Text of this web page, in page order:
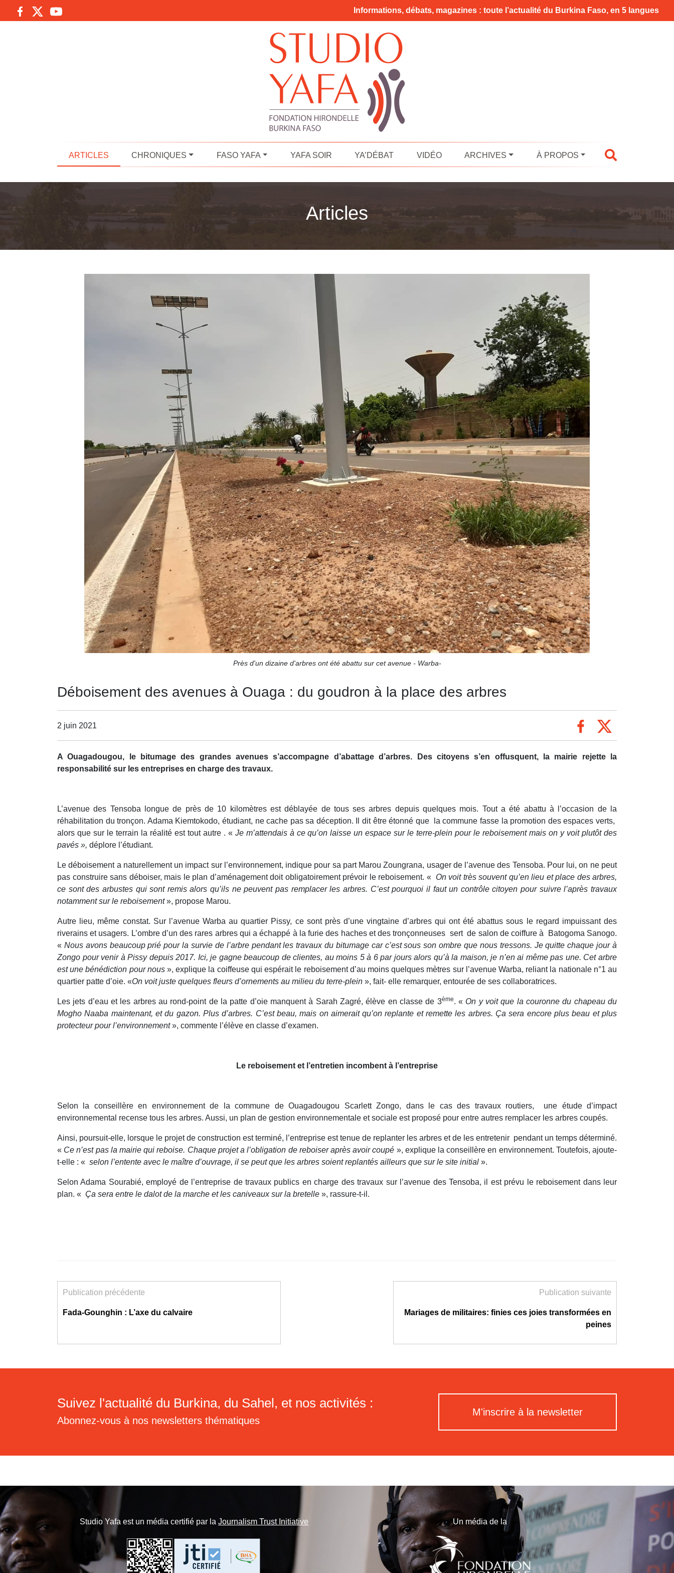
Informations, débats, magazines : toute l’actualité du Burkina Faso, en 5 langues
ARTICLES CHRONIQUES FASO YAFA YAFA SOIR YA’DÉBAT VIDÉO ARCHIVES À PROPOS
Articles
Près d'un dizaine d'arbres ont été abattu sur cet avenue - Warba-
Déboisement des avenues à Ouaga : du goudron à la place des arbres
2 juin 2021
A Ouagadougou, le bitumage des grandes avenues s’accompagne d’abattage d’arbres. Des citoyens s’en offusquent, la mairie rejette la
responsabilité sur les entreprises en charge des travaux.
L’avenue des Tensoba longue de près de 10 kilomètres est déblayée de tous ses arbres depuis quelques mois. Tout a été abattu à l’occasion de la
réhabilitation du tronçon. Adama Kiemtokodo, étudiant, ne cache pas sa déception. Il dit être étonné que la commune fasse la promotion des espaces verts,
alors que sur le terrain la réalité est tout autre . « Je m’attendais à ce qu’on laisse un espace sur le terre-plein pour le reboisement mais on y voit plutôt des
pavés », déplore l’étudiant.
Le déboisement a naturellement un impact sur l’environnement, indique pour sa part Marou Zoungrana, usager de l’avenue des Tensoba. Pour lui, on ne peut
pas construire sans déboiser, mais le plan d’aménagement doit obligatoirement prévoir le reboisement. « On voit très souvent qu’en lieu et place des arbres,
ce sont des arbustes qui sont remis alors qu’ils ne peuvent pas remplacer les arbres. C’est pourquoi il faut un contrôle citoyen pour suivre l’après travaux
notamment sur le reboisement», propose Marou.
Autre lieu, même constat. Sur l’avenue Warba au quartier Pissy, ce sont près d’une vingtaine d’arbres qui ont été abattus sous le regard impuissant des
riverains et usagers. L’ombre d’un des rares arbres qui a échappé à la furie des haches et des tronçonneuses sert de salon de coiffure à Batogoma Sanogo.
« Nous avons beaucoup prié pour la survie de l’arbre pendant les travaux du bitumage car c’est sous son ombre que nous tressons. Je quitte chaque jour à
Zongo pour venir à Pissy depuis 2017. Ici, je gagne beaucoup de clientes, au moins 5 à 6 par jours alors qu’à la maison, je n’en ai même pas une. Cet arbre
est une bénédiction pour nous», explique la coiffeuse qui espérait le reboisement d’au moins quelques mètres sur l’avenue Warba, reliant la nationale n°1 au
quartier patte d’oie. «On voit juste quelques fleurs d’ornements au milieu du terre-plein », fait- elle remarquer, entourée de ses collaboratrices.
Les jets d’eau et les arbres au rond-point de la patte d’oie manquent à Sarah Zagré, élève en classe de 3ème. « On y voit que la couronne du chapeau du
Mogho Naaba maintenant, et du gazon. Plus d’arbres. C’est beau, mais on aimerait qu’on replante et remette les arbres. Ça sera encore plus beau et plus
protecteur pour l’environnement», commente l’élève en classe d’examen.
Le reboisement et l’entretien incombent à l’entreprise
Selon la conseillère en environnement de la commune de Ouagadougou Scarlett Zongo, dans le cas des travaux routiers, une étude d’impact
environnemental recense tous les arbres. Aussi, un plan de gestion environnementale et sociale est proposé pour entre autres remplacer les arbres coupés.
Ainsi, poursuit-elle, lorsque le projet de construction est terminé, l’entreprise est tenue de replanter les arbres et de les entretenir pendant un temps déterminé.
« Ce n’est pas la mairie qui reboise. Chaque projet a l’obligation de reboiser après avoir coupé », explique la conseillère en environnement. Toutefois, ajoute-
t-elle : « selon l’entente avec le maître d’ouvrage, il se peut que les arbres soient replantés ailleurs que sur le site initial ».
Selon Adama Sourabié, employé de l’entreprise de travaux publics en charge des travaux sur l’avenue des Tensoba, il est prévu le reboisement dans leur
plan. « Ça sera entre le dalot de la marche et les caniveaux sur la bretelle », rassure-t-il.
Publication précédente
Fada-Gounghin : L’axe du calvaire
Publication suivante
Mariages de militaires: finies ces joies transformées en
peines
Suivez l'actualité du Burkina, du Sahel, et nos activités :
Abonnez-vous à nos newsletters thématiques
M'inscrire à la newsletter
Studio Yafa est un média certifié par la Journalism Trust Initiative Un média de la